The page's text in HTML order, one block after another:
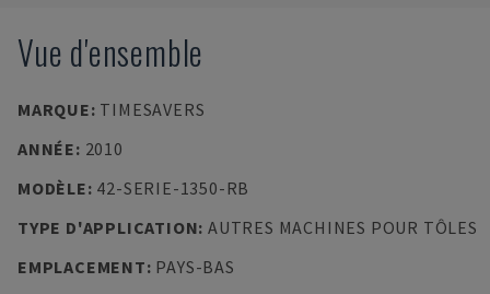
Vue d'ensemble
MARQUE: TIMESAVERS
ANNÉE: 2010
MODÈLE: 42-SERIE-1350-RB
TYPE D'APPLICATION: AUTRES MACHINES POUR TÔLES
EMPLACEMENT: PAYS-BAS